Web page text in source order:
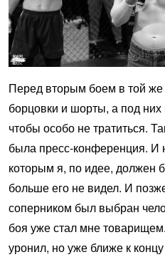
Перед вторым боем в той
борцовки и шорты, а под
чтобы особо не тратиться.
была пресс-конференция. И
которым я, по идее, должен
больше его не видел. И
соперником был выбран
боя уже стал мне
уронил, но уже ближе к